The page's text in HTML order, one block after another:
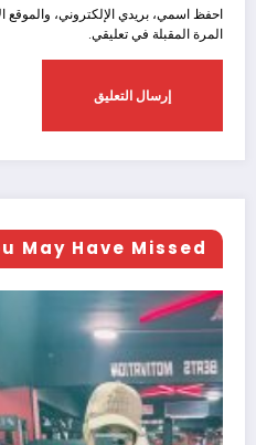
احفظ اسمي، بريدي الإلكتروني، والموقع
المرة المقبلة في تعليقي.
May Have Missed
اخبار عالميه